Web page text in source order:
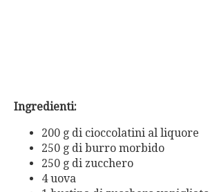
Ingredienti:
200 g di cioccolatini al liquore
250 g di burro morbido
250 g di zucchero
4 uova